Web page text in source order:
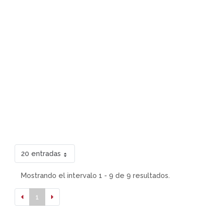
20 entradas
Mostrando el intervalo 1 - 9 de 9 resultados.
1